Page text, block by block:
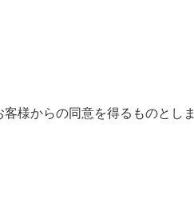
様からの同意を得るものとしま